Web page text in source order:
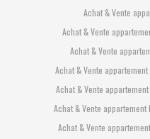
Achat & Vente
Achat & Vente
Achat & Vente
Achat & Vente
Achat & Vente
Achat & Vente
Achat & Vente